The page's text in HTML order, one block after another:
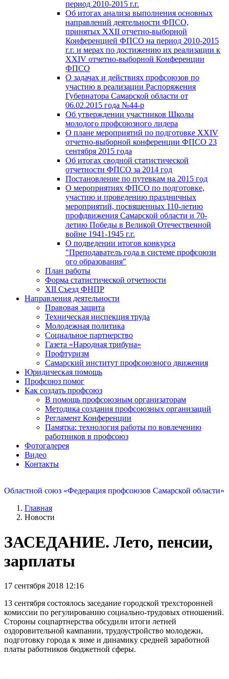
период 2010-2015 г.г.
Об итогах анализа выполнения основных
направлений деятельности ФПСО,
принятых XXII отчетно-выборной
Конференцией ФПСО на период 2010-2015
г.г. и мерах по достижению их реализации к
XXIV отчетно-выборной Конференции
ФПСО
О задачах и действиях профсоюзов по
участию в реализации Распоряжения
Губернатора Самарской области от
06.02.2015 года №44-р
Об утверждении участников Школы
молодого профсоюзного лидера
О плане мероприятий по подготовке XXIV
отчетно-выборной конференции ФПСО 23
сентября 2015 года
Об итогах сводной статистической
отчетности ФПСО за 2014 год
Постановление по путевкам на 2015 год
О мероприятиях ФПСО по подготовке,
участию и проведению праздничных
мероприятий, посвященных 110-летию
профдвижения Самарской области и 70-
летию Победы в Великой Отечественной
войне 1941-1945 г.г.
О подведении итогов конкурса
"Преподаватель года в системе профсоюзн
ого образования"
План работы
Форма статистической отчетности
XII Съезд ФНПР
Направления деятельности
Правовая защита
Техническая инспекция труда
Молодежная политика
Социальное партнерство
Газета «Народная трибуна»
Профтуризм
Самарский институт профсоюзного движения
Юридическая помощь
Профсоюз помог
Как создать профсоюз
В помощь профсоюзным организаторам
Методика создания профсоюзных организаций
Регламент Конференции
Памятка: технология работы по вовлечению
работников в профсоюз
Фотогалерея
Видео
Контакты
Областной союз «Федерация профсоюзов Самарской области»
Главная
Новости
ЗАСЕДАНИЕ. Лето, пенсии,
зарплаты
17 сентября 2018 12:16
13 сентября состоялось заседание городской трехсторонней
комиссии по регулированию социально-трудовых отношений.
Стороны соцпартнерства обсудили итоги летней
оздоровительной кампании, трудоустройство молодежи,
подготовку города к зиме и динамику средней заработной
платы работников бюджетной сферы.